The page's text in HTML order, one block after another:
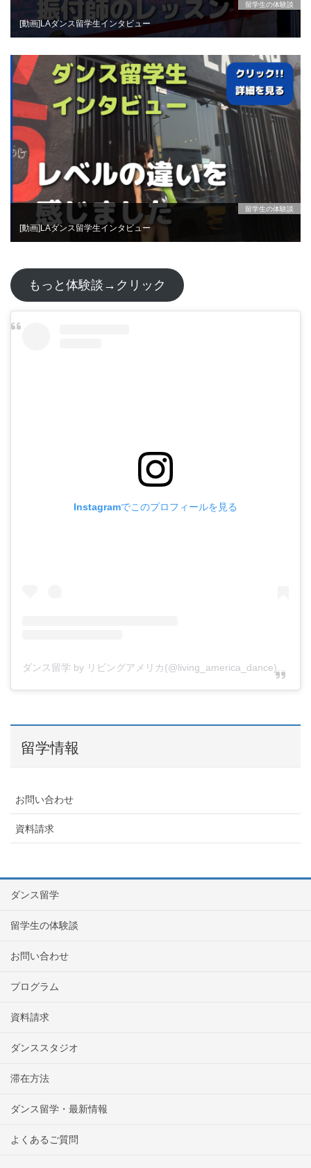
留学生の体験談
[動画]LAダンス留学生インタビュー
留学生の体験談
[動画]LAダンス留学生インタビュー
もっと体験談→クリック
Instagramでこのプロフィールを見る
ダンス留学 by リビングアメリカ(@living_america_dance) • Instagram写真と動画
留学情報
お問い合わせ
資料請求
ダンス留学
留学生の体験談
お問い合わせ
プログラム
資料請求
ダンススタジオ
滞在方法
ダンス留学・最新情報
よくあるご質問